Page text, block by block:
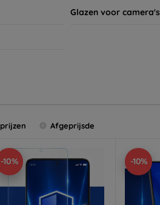
Glazen voor camera's
Afgeprijsde
-10% -10%